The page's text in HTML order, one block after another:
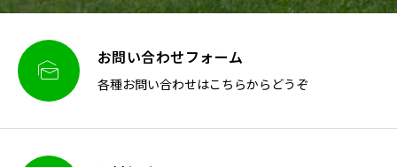
 お問い合わせフォーム
各種お問い合わせはこちらからどうぞ